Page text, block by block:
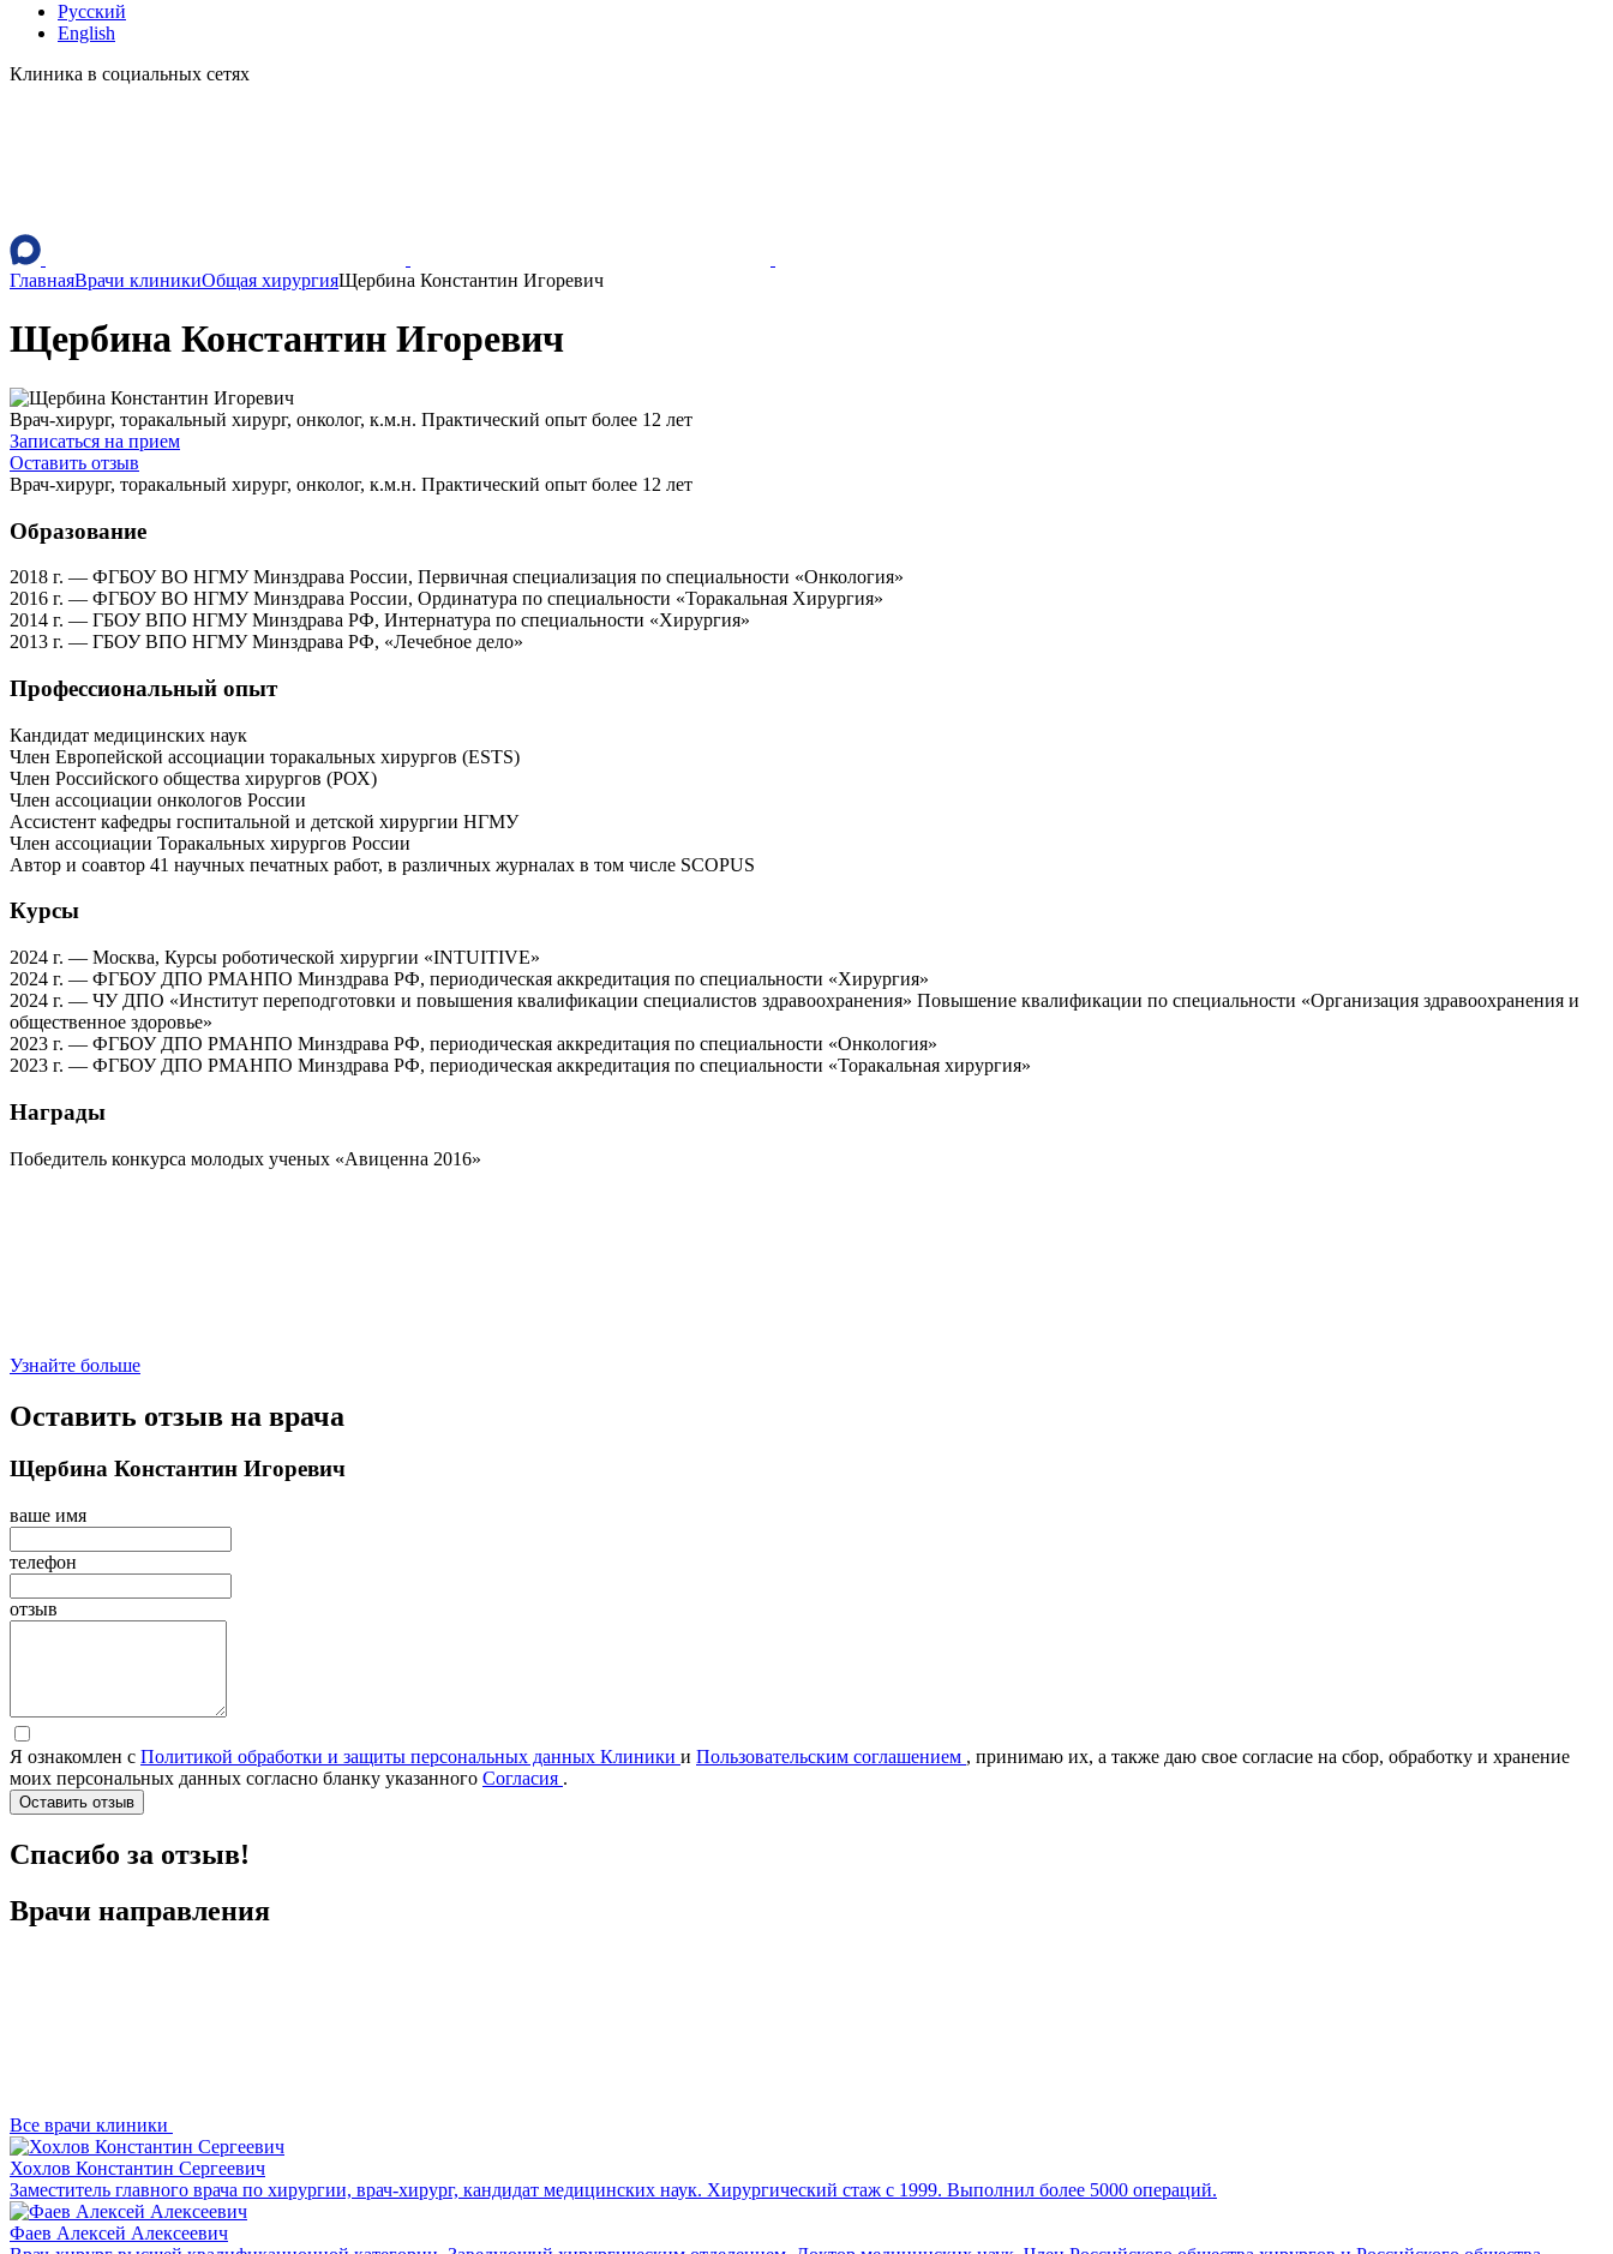
Русский
English
Клиника в социальных сетях
ГлавнаяВрачи клиникиОбщая хирургияЩербина Константин Игоревич
Щербина Константин Игоревич
Врач-хирург, торакальный хирург, онколог, к.м.н. Практический опыт более 12 лет
Записаться на прием
Оставить отзыв
Врач-хирург, торакальный хирург, онколог, к.м.н. Практический опыт более 12 лет
Образование
2018 г. — ФГБОУ ВО НГМУ Минздрава России, Первичная специализация по специальности «Онкология»
2016 г. — ФГБОУ ВО НГМУ Минздрава России, Ординатура по специальности «Торакальная Хирургия»
2014 г. — ГБОУ ВПО НГМУ Минздрава РФ, Интернатура по специальности «Хирургия»
2013 г. — ГБОУ ВПО НГМУ Минздрава РФ, «Лечебное дело»
Профессиональный опыт
Кандидат медицинских наук
Член Европейской ассоциации торакальных хирургов (ESTS)
Член Российского общества хирургов (РОХ)
Член ассоциации онкологов России
Ассистент кафедры госпитальной и детской хирургии НГМУ
Член ассоциации Торакальных хирургов России
Автор и соавтор 41 научных печатных работ, в различных журналах в том числе SCOPUS
Курсы
2024 г. — Москва, Курсы роботической хирургии «INTUITIVE»
2024 г. — ФГБОУ ДПО РМАНПО Минздрава РФ, периодическая аккредитация по специальности «Хирургия»
2024 г. — ЧУ ДПО «Институт переподготовки и повышения квалификации специалистов здравоохранения» Повышение квалификации по специальности «Организация здравоохранения и
общественное здоровье»
2023 г. — ФГБОУ ДПО РМАНПО Минздрава РФ, периодическая аккредитация по специальности «Онкология»
2023 г. — ФГБОУ ДПО РМАНПО Минздрава РФ, периодическая аккредитация по специальности «Торакальная хирургия»
Награды
Победитель конкурса молодых ученых «Авиценна 2016»
Узнайте больше
Оставить отзыв на врача
Щербина Константин Игоревич
ваше имя
телефон
отзыв
Я ознакомлен с Политикой обработки и защиты персональных данных Клиники и Пользовательским соглашением , принимаю их, а также даю свое согласие на сбор, обработку и хранение
моих персональных данных согласно бланку указанного Согласия .
Оставить отзыв
Спасибо за отзыв!
Врачи направления
Все врачи клиники
Хохлов Константин Сергеевич
Заместитель главного врача по хирургии, врач-хирург, кандидат медицинских наук. Хирургический стаж с 1999. Выполнил более 5000 операций.
Фаев Алексей Алексеевич